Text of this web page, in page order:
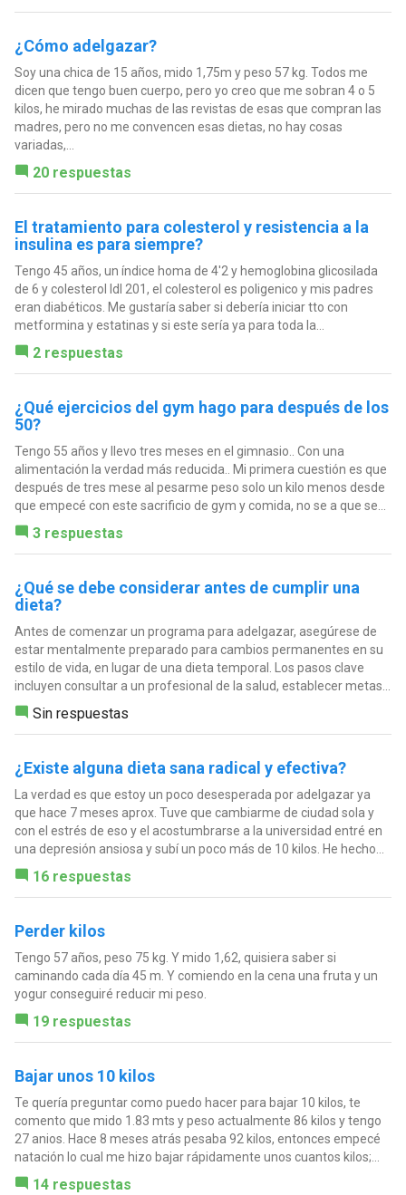
¿Cómo adelgazar?
Soy una chica de 15 años, mido 1,75m y peso 57 kg. Todos me
dicen que tengo buen cuerpo, pero yo creo que me sobran 4 o 5
kilos, he mirado muchas de las revistas de esas que compran las
madres, pero no me convencen esas dietas, no hay cosas
variadas,...
20 respuestas
El tratamiento para colesterol y resistencia a la
insulina es para siempre?
Tengo 45 años, un índice homa de 4'2 y hemoglobina glicosilada
de 6 y colesterol ldl 201, el colesterol es poligenico y mis padres
eran diabéticos. Me gustaría saber si debería iniciar tto con
metformina y estatinas y si este sería ya para toda la...
2 respuestas
¿Qué ejercicios del gym hago para después de los
50?
Tengo 55 años y llevo tres meses en el gimnasio.. Con una
alimentación la verdad más reducida.. Mi primera cuestión es que
después de tres mese al pesarme peso solo un kilo menos desde
que empecé con este sacrificio de gym y comida, no se a que se...
3 respuestas
¿Qué se debe considerar antes de cumplir una
dieta?
Antes de comenzar un programa para adelgazar, asegúrese de
estar mentalmente preparado para cambios permanentes en su
estilo de vida, en lugar de una dieta temporal. Los pasos clave
incluyen consultar a un profesional de la salud, establecer metas...
Sin respuestas
¿Existe alguna dieta sana radical y efectiva?
La verdad es que estoy un poco desesperada por adelgazar ya
que hace 7 meses aprox. Tuve que cambiarme de ciudad sola y
con el estrés de eso y el acostumbrarse a la universidad entré en
una depresión ansiosa y subí un poco más de 10 kilos. He hecho...
16 respuestas
Perder kilos
Tengo 57 años, peso 75 kg. Y mido 1,62, quisiera saber si
caminando cada día 45 m. Y comiendo en la cena una fruta y un
yogur conseguiré reducir mi peso.
19 respuestas
Bajar unos 10 kilos
Te quería preguntar como puedo hacer para bajar 10 kilos, te
comento que mido 1.83 mts y peso actualmente 86 kilos y tengo
27 anios. Hace 8 meses atrás pesaba 92 kilos, entonces empecé
natación lo cual me hizo bajar rápidamente unos cuantos kilos;...
14 respuestas